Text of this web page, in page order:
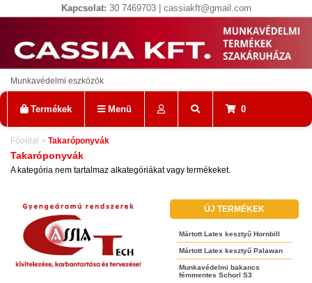
Kapcsolat: 30 7469703 | cassiakft@gmail.com
Munkavédelmi eszközök
Termékek Menü 0
Főoldal > Takaróponyvák
Takaróponyvák
A kategória nem tartalmaz alkategóriákat vagy termékeket.
ÚJ TERMÉKEK
Mártott Latex kesztyű Hornbill
Mártott Latex kesztyű Palawan
Munkavédelmi bakancs
fémmentes Schorl S3